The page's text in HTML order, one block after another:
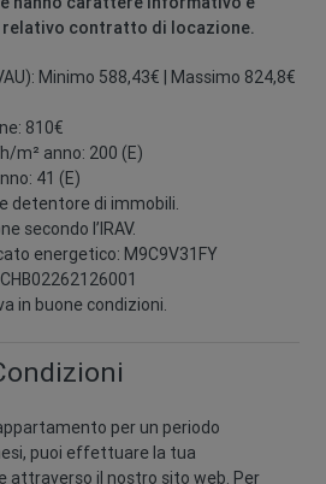
relativo contratto di locazione.
Minimo 588,43€ | Massimo 824,8€
810€
m² anno: 200 (E)
41 (E)
detentore di immobili.
secondo l’IRAV.
energetico: M9C9V31FY
in buone condizioni.
per un periodo
puoi effettuare la tua
attraverso il nostro sito web. Per